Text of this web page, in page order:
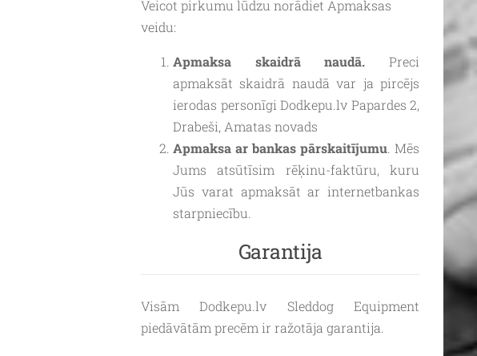
Veicot pirkumu lūdzu norādiet Apmaksas
veidu:
Apmaksa skaidrā naudā. Preci
apmaksāt skaidrā naudā var ja pircējs
ierodas personīgi Dodkepu.lv Papardes 2,
Drabeši, Amatas novads
Apmaksa ar bankas pārskaitījumu. Mēs
Jums atsūtīsim rēķinu-faktūru, kuru
Jūs varat apmaksāt ar internetbankas
starpniecību.
Garantija
Visām Dodkepu.lv Sleddog Equipment
piedāvātām precēm ir ražotāja garantija.